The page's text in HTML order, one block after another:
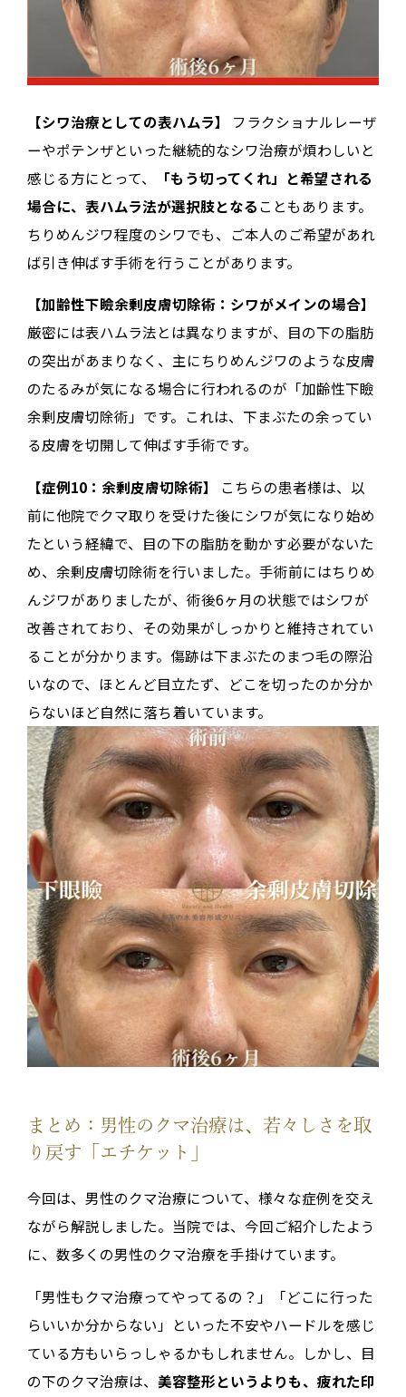
【シワ治療としての表ハムラ】
フラクショナルレーザ
ーやポテンザといった継続的なシワ治療が煩わしいと
感じる方にとって、
「もう切ってくれ」と希望される
場合に、表ハムラ法が選択肢となることもあります。
ちりめんジワ程度のシワでも、ご本人のご希望があれ
ば引き伸ばす手術を行うことがあります。
【加齢性下瞼余剰皮膚切除術：シワがメインの場合】
厳密には表ハムラ法とは異なりますが、目の下の脂肪
の突出があまりなく、主にちりめんジワのような皮膚
のたるみが気になる場合に行われるのが「加齢性下瞼
余剰皮膚切除術」です。これは、下まぶたの余ってい
る皮膚を切開して伸ばす手術です。
【症例10：余剰皮膚切除術】
こちらの患者様は、以
前に他院でクマ取りを受けた後にシワが気になり始め
たという経緯で、目の下の脂肪を動かす必要がないた
め、余剰皮膚切除術を行いました。手術前にはちりめ
んジワがありましたが、術後6ヶ月の状態ではシワが
改善されており、その効果がしっかりと維持されてい
ることが分かります。傷跡は下まぶたのまつ毛の際沿
いなので、ほとんど目立たず、どこを切ったのか分か
らないほど自然に落ち着いています。
まとめ：男性のクマ治療は、若々しさを取
り戻す「エチケット」
今回は、男性のクマ治療について、様々な症例を交え
ながら解説しました。当院では、今回ご紹介したよう
に、数多くの男性のクマ治療を手掛けています。
「男性もクマ治療ってやってるの？」「どこに行った
らいいか分からない」といった不安やハードルを感じ
ている方もいらっしゃるかもしれません。しかし、目
の下のクマ治療は、 美容整形というよりも、疲れた印